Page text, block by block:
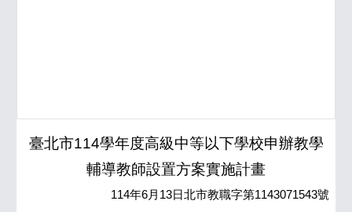
臺北市114學年度高級中等以下學校申辦教學
輔導教師設置方案實施計畫
114年6月13日北市教職字第1143071543號